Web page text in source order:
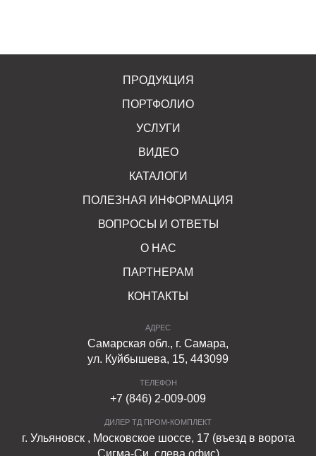
ПРОДУКЦИЯ
ПОРТФОЛИО
УСЛУГИ
ВИДЕО
КАТАЛОГИ
ПОЛЕЗНАЯ ИНФОРМАЦИЯ
ВОПРОСЫ И ОТВЕТЫ
О НАС
ПАРТНЕРАМ
КОНТАКТЫ
АДРЕС
Самарская обл., г. Самара,
ул. Куйбышева, 15, 443099
ТЕЛЕФОН
+7 (846) 2-009-009
ДИЛЕР ТД ПРОМ-КОМПЛЕКТ
г. Ульяновск , Московское шоссе, 17 (въезд в ворота
Сигма-Си, слева офис)